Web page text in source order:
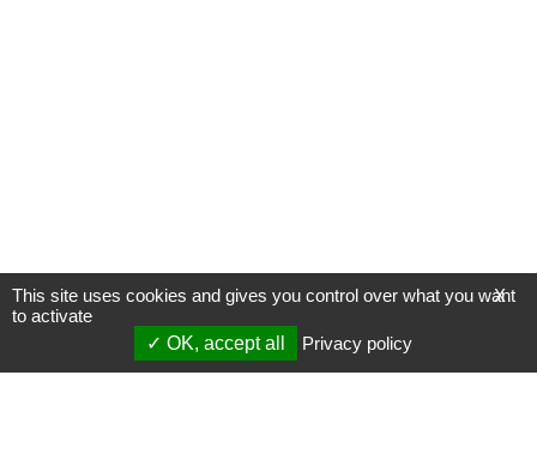
X
This site uses cookies and gives you control over what you want
to activate
OK, accept all
Privacy policy